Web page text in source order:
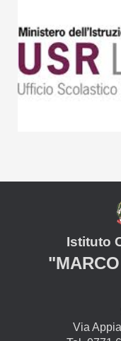
Istituto
Via